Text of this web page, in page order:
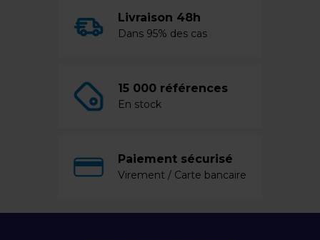
Livraison 48h
Dans 95% des cas
15 000 références
En stock
Paiement sécurisé
Virement / Carte bancaire